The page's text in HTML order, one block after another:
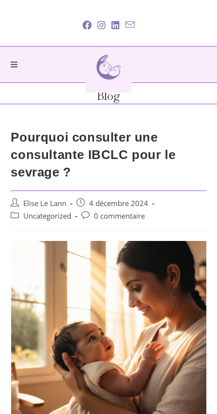
Blog
Pourquoi consulter une
consultante IBCLC pour le
sevrage ?
Elise Le Lann
4 décembre 2024
Uncategorized
0 commentaire